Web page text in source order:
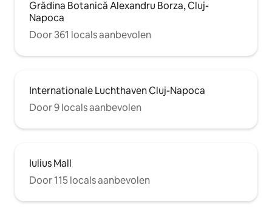
Grădina Botanică Alexandru Borza, Cluj-
Napoca
Door 361 locals aanbevolen
Internationale Luchthaven Cluj-Napoca
Door 9 locals aanbevolen
Iulius Mall
Door 115 locals aanbevolen